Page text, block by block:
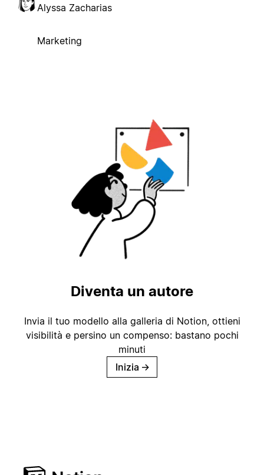
Alyssa Zacharias
Marketing
Diventa un autore
Invia il tuo modello alla galleria di Notion, ottieni
visibilità e persino un compenso: bastano pochi
minuti
Inizia →